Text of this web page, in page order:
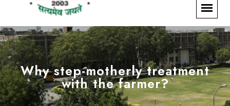
Why step-motherly treatment
with the farmer?